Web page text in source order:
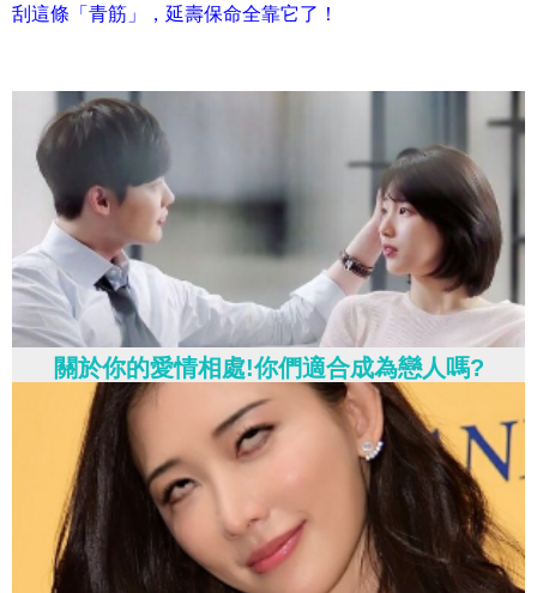
刮這條「青筋」，延壽保命全靠它了！
關於你的愛情相處!你們適合成為戀人嗎?